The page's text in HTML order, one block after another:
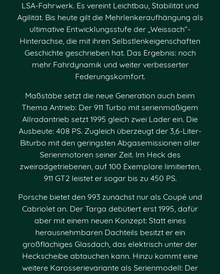
LSA-Fahrwerk. Es vereint Leichtbau, Stabilität und
Agilität. Bis heute gilt die Mehrlenkeraufhängung als
ultimative Entwicklungsstufe der „Weissach“-
Hinterachse, die mit ihren Selbstlenkeigenschaften
Geschichte geschrieben hat. Das Ergebnis: noch
mehr Fahrdynamik und weiter verbesserter
Federungskomfort.
Maßstäbe setzt die neue Generation auch beim
Thema Antrieb: Der 911 Turbo mit serienmäßigem
Allradantrieb setzt 1995 gleich zwei Lader ein. Die
Ausbeute: 408 PS. Zugleich überzeugt der 3,6-Liter-
Biturbo mit den geringsten Abgasemissionen aller
Serienmotoren seiner Zeit. Im Heck des
zweiradgetriebenen, auf 100 Exemplare limitierten,
911 GT2 leistet er sogar bis zu 450 PS.
Porsche bietet den 993 zunächst nur als Coupé und
Cabriolet an. Der Targa debütiert erst 1995, dafür
aber mit einem neuen Konzept: Statt eines
herausnehmbaren Dachteils besitzt er ein
großflächiges Glasdach, das elektrisch unter der
Heckscheibe abtauchen kann. Hinzu kommt eine
weitere Karosserievariante als Serienmodell: Der